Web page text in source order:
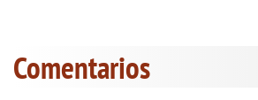
Comentarios